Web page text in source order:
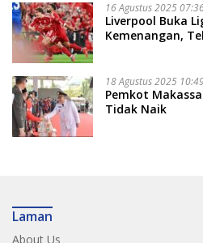
16 Agustus 2025
Liverpool Buka
Kemenangan,
18 Agustus 2025
Pemkot
Tidak Naik
Laman
About Us